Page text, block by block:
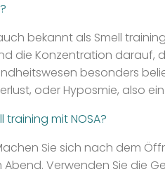
bekannt als Smell
die Konzentration darauf,
besonders
oder Hyposmie, also
mit NOSA?
Sie sich nach dem
Verwenden Sie die